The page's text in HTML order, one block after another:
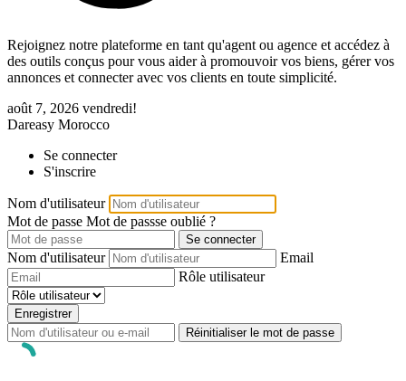
Rejoignez notre plateforme en tant qu'agent ou agence et accédez à
des outils conçus pour vous aider à promouvoir vos biens, gérer vos
annonces et connecter avec vos clients en toute simplicité.
août 7, 2026 vendredi!
Dareasy Morocco
Se connecter
S'inscrire
Nom d'utilisateur
Mot de passe Mot de passse oublié ?
Se connecter
Nom d'utilisateur
Email
Rôle utilisateur
Enregistrer
Réinitialiser le mot de passe